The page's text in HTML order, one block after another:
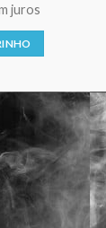
juros